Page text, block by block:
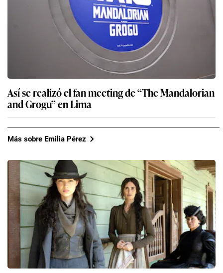
Así se realizó el fan meeting de “The Mandalorian
and Grogu” en Lima
Más sobre Emilia Pérez